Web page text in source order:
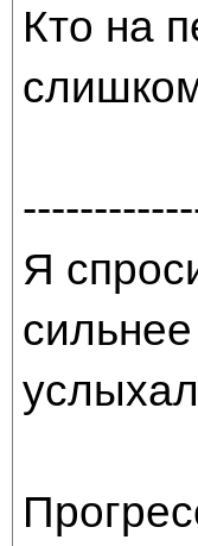
Кто на
Я